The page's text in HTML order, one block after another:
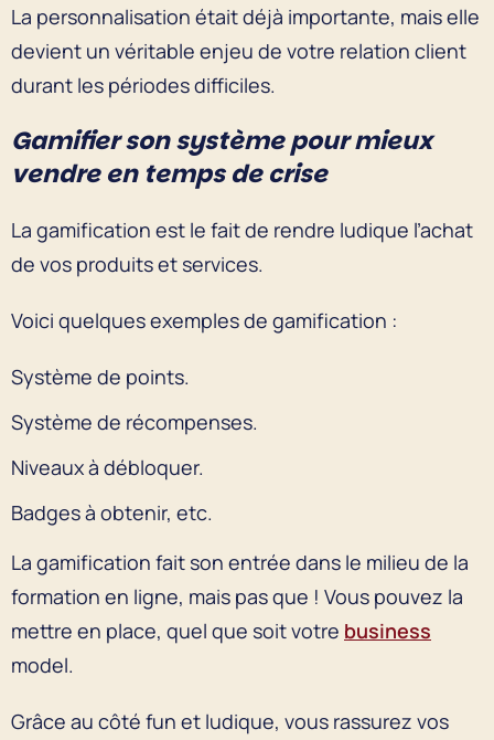
La personnalisation était déjà importante, mais elle
devient un véritable enjeu de votre relation client
durant les périodes difficiles.
Gamifier son système pour mieux
vendre en temps de crise
La gamification est le fait de rendre ludique l’achat
de vos produits et services.
Voici quelques exemples de gamification :
Système de points.
Système de récompenses.
Niveaux à débloquer.
Badges à obtenir, etc.
La gamification fait son entrée dans le milieu de la
formation en ligne, mais pas que ! Vous pouvez la
mettre en place, quel que soit votre business
model.
Grâce au côté fun et ludique, vous rassurez vos